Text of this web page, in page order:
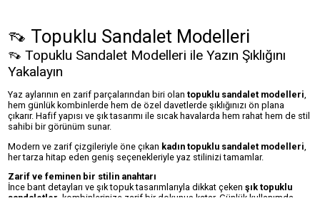
👡 Topuklu Sandalet Modelleri
👡 Topuklu Sandalet Modelleri ile Yazın Şıklığını
Yakalayın
Yaz aylarının en zarif parçalarından biri olantopuklu sandalet modelleri
hem günlük kombinlerde hem de özel davetlerde şıklığınızı ön plana
çıkarır. Hafif yapısı ve şık tasarımı ile sıcak havalarda hem rahat hem de stil
sahibi bir görünüm sunar.
Modern ve zarif çizgileriyle öne çıkan kadın topuklu sandalet modelleri
her tarza hitap eden geniş seçenekleriyle yaz stilinizi tamamlar.
Zarif ve feminen bir stilin anahtarı
İnce bant detayları ve şık topuk tasarımlarıyla dikkat çekenşık topuklu
sandaletler , kombinlerinize zarif bir dokunuş katar. Günlük kullanımda